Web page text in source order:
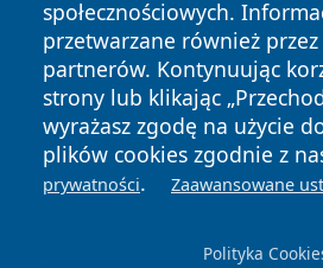
społecznościowych.
przetwarzane również przez
partnerów. Kontynuując
strony lub klikając
wyrażasz zgodę na użycie
plików cookies zgodnie z
prywatności. Zaawansowane
Polityka
News Autorzy
Polityka
Prywatności